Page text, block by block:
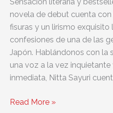
novela de debut cuenta
fisuras y un lirismo exquisito
confesiones de una de las
Japón. Hablándonos con la
una voz a la vez
inmediata, Nitta Sayuri
English
Read More »